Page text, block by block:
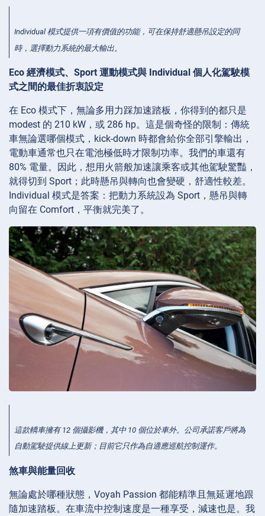
Individual 模式提供一項有價值的功能，可在保持舒適懸吊設定的同
時，選擇動力系統的最大輸出。
Eco 經濟模式、Sport 運動模式與 Individual 個人化駕駛模
式之間的最佳折衷設定
在 Eco 模式下，無論多用力踩加速踏板，你得到的都只是
modest 的 210 kW，或 286 hp。這是個奇怪的限制：傳統
車無論選哪個模式，kick-down 時都會給你全部引擎輸出，
電動車通常也只在電池極低時才限制功率。我們的車還有
80% 電量。因此，想用火箭般加速讓乘客或其他駕駛驚豔，
就得切到 Sport；此時懸吊與轉向也會變硬，舒適性較差。
Individual 模式是答案：把動力系統設為 Sport，懸吊與轉
向留在 Comfort，平衡就完美了。
這款轎車擁有 12 個攝影機，其中 10 個位於車外。公司承諾客戶將為
自動駕駛提供線上更新；目前它只作為自適應巡航控制運作。
煞車與能量回收
無論處於哪種狀態，Voyah Passion 都能精準且無延遲地跟
隨加速踏板。在車流中控制速度是一種享受，減速也是。我